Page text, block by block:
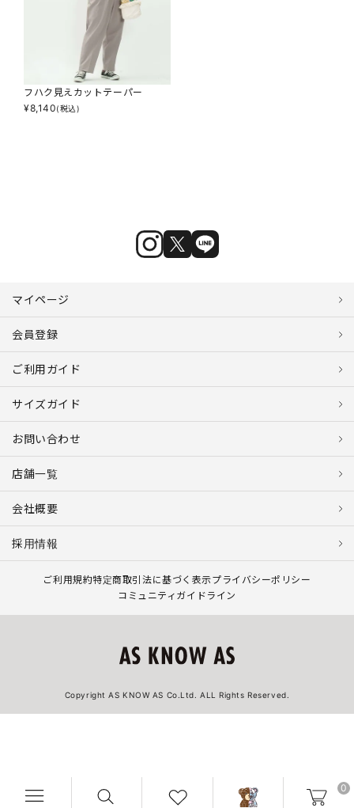
0
フハク見えカットテーパー
¥8,140(税込)
マイページ
会員登録
ご利用ガイド
サイズガイド
お問い合わせ
店舗一覧
会社概要
採用情報
ご利用規約特定商取引法に基づく表示プライバシーポリシー
コミュニティガイドライン
Copyright AS KNOW AS Co.Ltd. ALL Rights Reserved.